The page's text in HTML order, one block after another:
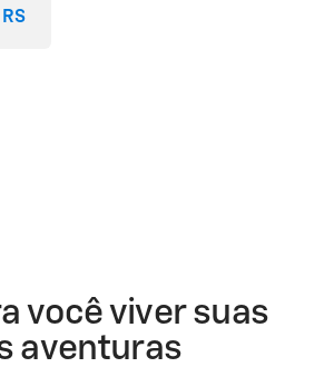
RS
você viver suas
aventuras